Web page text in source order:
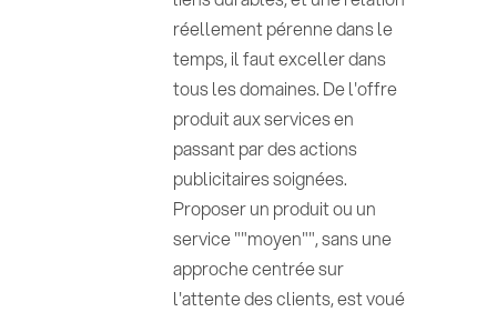
réellement pérenne dans le
temps, il faut exceller dans
tous les domaines. De l'offre
produit aux services en
passant par des actions
publicitaires soignées.
Proposer un produit ou un
service ""moyen"", sans une
approche centrée sur
l'attente des clients, est voué